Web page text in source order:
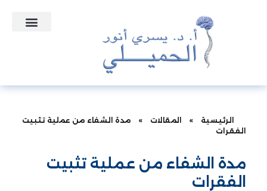
الرئيسية » المقالات »
مدة الشفاء من عملية تثبيت
الفقرات
مدة الشفاء من عملية تثبيت
الفقرات